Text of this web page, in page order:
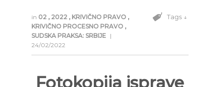
in 02 , 2022 , KRIVIČNO PRAVO ,
KRIVIČNO PROCESNO PRAVO ,
SUDSKA PRAKSA: SRBIJE |
24/02/2022
Tags ↓
Fotokopija isprave